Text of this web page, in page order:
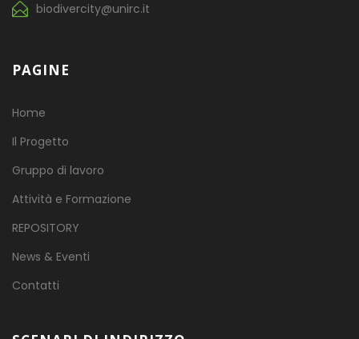
biodivercity@unirc.it
PAGINE
Home
Il Progetto
Gruppo di lavoro
Attività e Formazione
REPOSITORY
News & Eventi
Contatti